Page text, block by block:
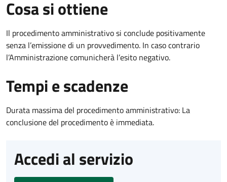
Cosa si ottiene
Il procedimento amministrativo si conclude positivamente
senza l’emissione di un provvedimento. In caso contrario
l’Amministrazione comunicherà l’esito negativo.
Tempi e scadenze
Durata massima del procedimento amministrativo: La
conclusione del procedimento è immediata.
Accedi al servizio